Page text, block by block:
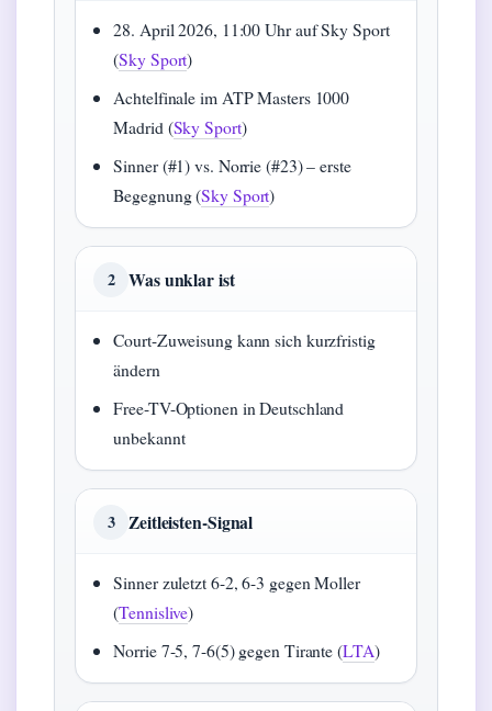
28. April 2026, 11:00 Uhr auf Sky Sport
(Sky Sport)
Achtelfinale im ATP Masters 1000
Madrid (Sky Sport)
Sinner (#1) vs. Norrie (#23) – erste
Begegnung (Sky Sport)
2 Was unklar ist
Court-Zuweisung kann sich kurzfristig
ändern
Free-TV-Optionen in Deutschland
unbekannt
3 Zeitleisten-Signal
Sinner zuletzt 6-2, 6-3 gegen Moller
(Tennislive)
Norrie 7-5, 7-6(5) gegen Tirante (LTA)